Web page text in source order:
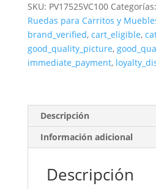
175x25
Mm
Grano
100
SKU: PV17525VC100 Categorías:
Ruedas para Carritos y
brand_verified, cart_eligible,
good_quality_picture,
immediate_payment,
Descripción
Información adicional
Descripción